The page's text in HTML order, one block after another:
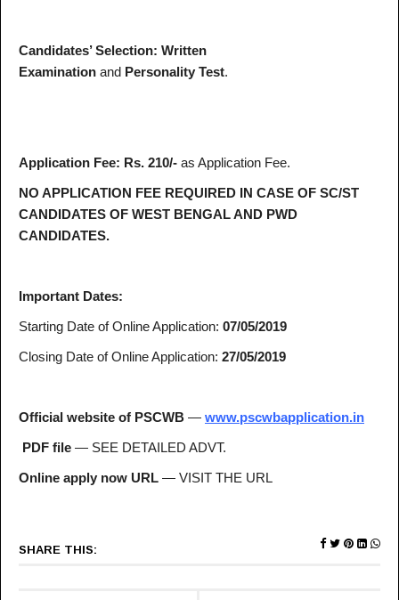
Candidates’ Selection: Written
Examination and Personality Test.
Application Fee: Rs. 210/- as Application Fee.
NO APPLICATION FEE REQUIRED IN CASE OF SC/ST
CANDIDATES OF WEST BENGAL AND PWD
CANDIDATES.
Important Dates:
Starting Date of Online Application: 07/05/2019
Closing Date of Online Application: 27/05/2019
Official website of PSCWB — www.pscwbapplication.in
PDF file — SEE DETAILED ADVT.
Online apply now URL — VISIT THE URL
SHARE THIS: